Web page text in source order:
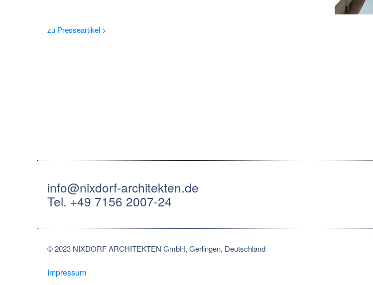
zu Presseartikel >
info@nixdorf-architekten.de
Tel. +49 7156 2007-24
© 2023 NIXDORF ARCHITEKTEN GmbH, Gerlingen, Deutschland
Impressum